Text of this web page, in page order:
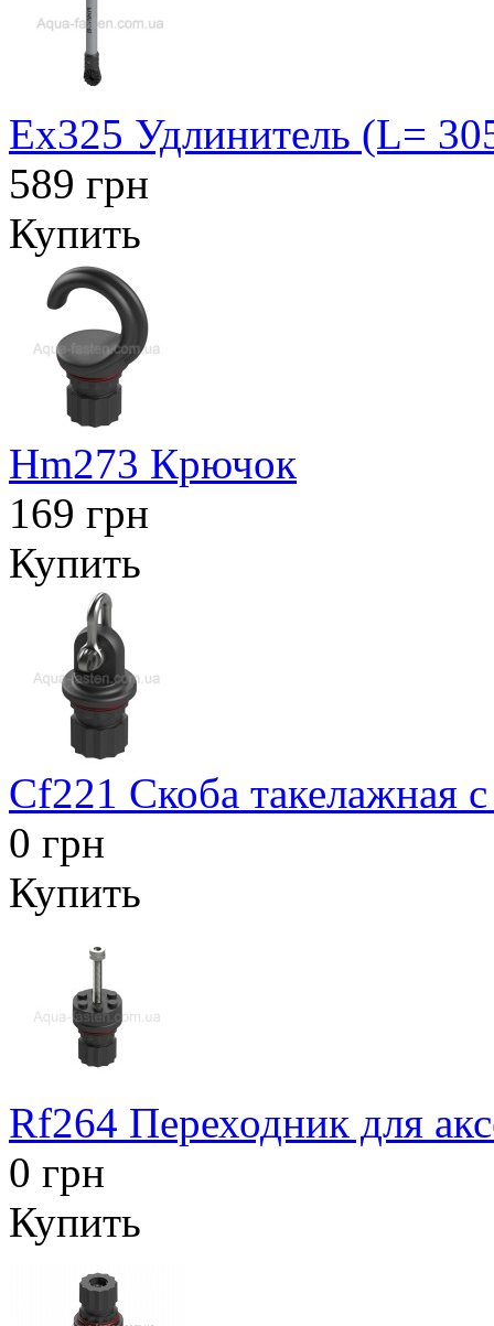
Ex325 Удлинитель (L=
589 грн
Купить
Hm273 Крючок
169 грн
Купить
Cf221 Скоба такелажная
0 грн
Купить
Rf264 Переходник для
0 грн
Купить